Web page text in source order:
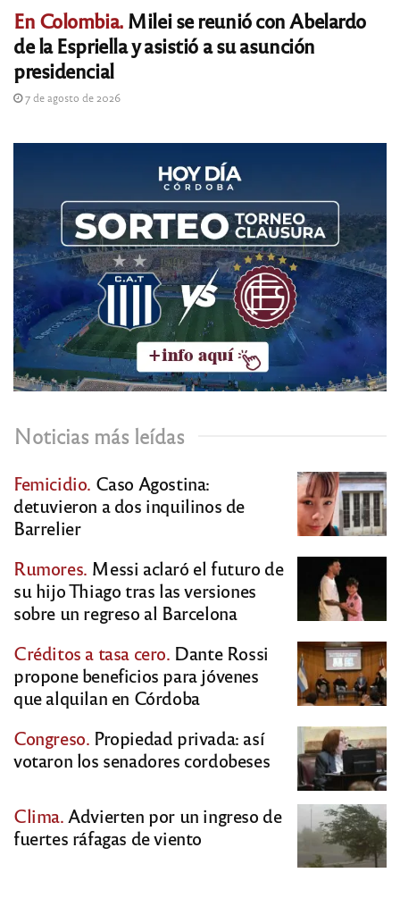
En Colombia.Milei se reunió con Abelardo
de la Espriella y asistió a su asunción
presidencial
7 de agosto de 2026
Noticias más leídas
Femicidio. Caso Agostina:
detuvieron a dos inquilinos de
Barrelier
Rumores. Messi aclaró el futuro de
su hijo Thiago tras las versiones
sobre un regreso al Barcelona
Créditos a tasa cero. Dante Rossi
propone beneficios para jóvenes
que alquilan en Córdoba
Congreso. Propiedad privada: así
votaron los senadores cordobeses
Clima. Advierten por un ingreso de
fuertes ráfagas de viento